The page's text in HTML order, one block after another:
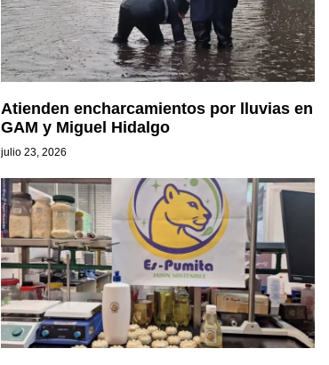
Atienden encharcamientos por lluvias en
GAM y Miguel Hidalgo
julio 23, 2026